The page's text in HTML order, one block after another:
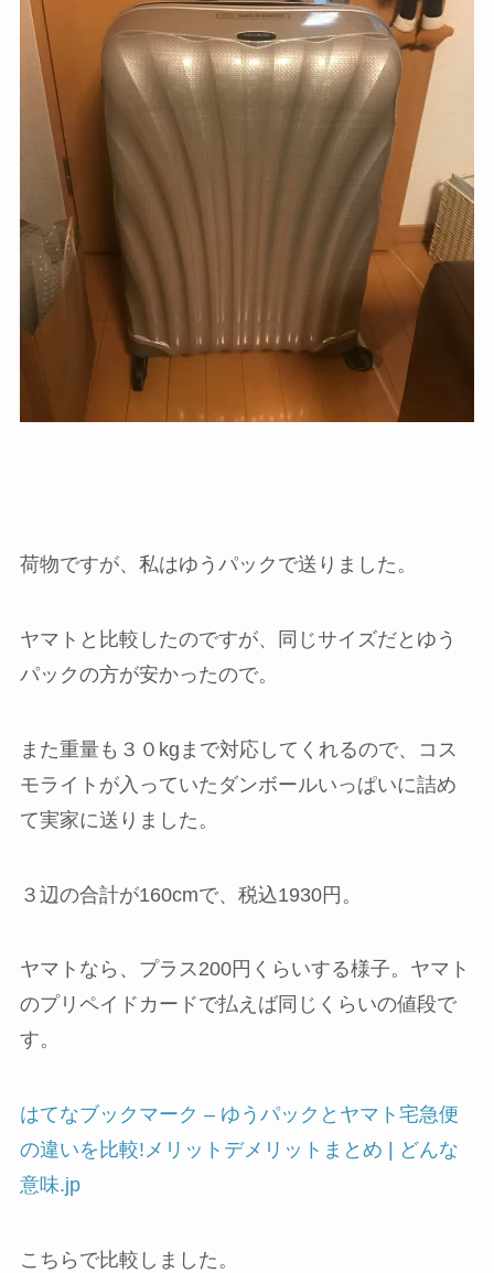
荷物ですが、私はゆうパックで送りました。
ヤマトと比較したのですが、同じサイズだとゆう
パックの方が安かったので。
また重量も３０kgまで対応してくれるので、コス
モライトが入っていたダンボールいっぱいに詰め
て実家に送りました。
３辺の合計が160cmで、税込1930円。
ヤマトなら、プラス200円くらいする様子。ヤマト
のプリペイドカードで払えば同じくらいの値段で
す。
はてなブックマーク – ゆうパックとヤマト宅急便
の違いを比較!メリットデメリットまとめ | どんな
意味.jp
こちらで比較しました。